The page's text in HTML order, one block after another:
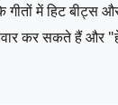
गीतों में हिट बीट्स
कर सकते हैं और